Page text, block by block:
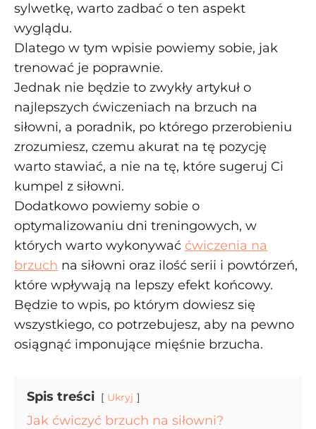
sylwetkę, warto zadbać o ten aspekt
wyglądu.
Dlatego w tym wpisie powiemy sobie, jak
trenować je poprawnie.
Jednak nie będzie to zwykły artykuł o
najlepszych ćwiczeniach na brzuch na
siłowni, a poradnik, po którego przerobieniu
zrozumiesz, czemu akurat na tę pozycję
warto stawiać, a nie na tę, które sugeruj Ci
kumpel z siłowni.
Dodatkowo powiemy sobie o
optymalizowaniu dni treningowych, w
których warto wykonywać ćwiczenia na
brzuch na siłowni oraz ilość serii i powtórzeń,
które wpływają na lepszy efekt końcowy.
Będzie to wpis, po którym dowiesz się
wszystkiego, co potrzebujesz, aby na pewno
osiągnąć imponujące mięśnie brzucha.
Spis treści Ukryj
Jak ćwiczyć brzuch na siłowni?